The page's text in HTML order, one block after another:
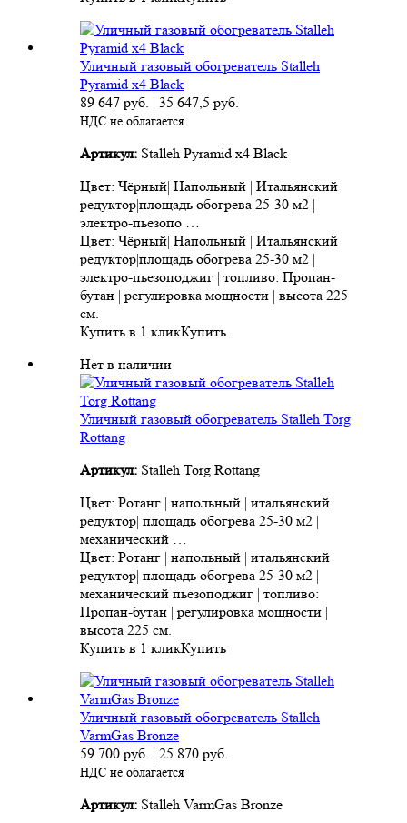
Уличный газовый обогреватель Stalleh
Pyramid x4 Black
89 647 руб. | 35 647,5 руб.
НДС не облагается
Артикул: Stalleh Pyramid x4 Black
Цвет: Чёрный| Напольный | Итальянский
редуктор|площадь обогрева 25-30 м2 |
электро-пьезопо …
Цвет: Чёрный| Напольный | Итальянский
редуктор|площадь обогрева 25-30 м2 |
электро-пьезоподжиг | топливо: Пропан-
бутан | регулировка мощности | высота 225
см.
Купить в 1 кликКупить
Нет в наличии
Уличный газовый обогреватель Stalleh Torg
Rottang
Артикул: Stalleh Torg Rottang
Цвет: Ротанг | напольный | итальянский
редуктор| площадь обогрева 25-30 м2 |
механический …
Цвет: Ротанг | напольный | итальянский
редуктор| площадь обогрева 25-30 м2 |
механический пьезоподжиг | топливо:
Пропан-бутан | регулировка мощности |
высота 225 см.
Купить в 1 кликКупить
Уличный газовый обогреватель Stalleh
VarmGas Bronze
59 700 руб. | 25 870 руб.
НДС не облагается
Артикул: Stalleh VarmGas Bronze